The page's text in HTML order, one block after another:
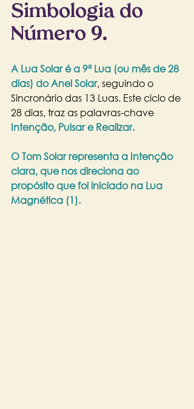
Simbologia do
Número 9.
A Lua Solar é a 9ª Lua (ou mês de 28
dias) do Anel Solar, seguindo o
Sincronário das 13 Luas. Este ciclo de
28 dias, traz as palavras-chave
Intenção, Pulsar e Realizar.
O Tom Solar representa a Intenção
clara, que nos direciona ao
propósito que foi iniciado na Lua
Magnética (1).